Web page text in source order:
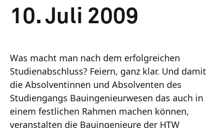
10. Juli 2009
Was macht man nach dem erfolgreichen
Studienabschluss? Feiern, ganz klar. Und damit
die Absolventinnen und Absolventen des
Studiengangs Bauingenieurwesen das auch in
einem festlichen Rahmen machen können,
veranstalten die Bauingenieure der HTW